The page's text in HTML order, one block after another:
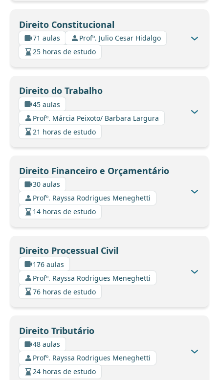
Direito Constitucional
71 aulas
Profº. Julio Cesar Hidalgo
25 horas de estudo
Direito do Trabalho
45 aulas
Profº. Márcia Peixoto/ Barbara Largura
21 horas de estudo
Direito Financeiro e Orçamentário
30 aulas
Profº. Rayssa Rodrigues Meneghetti
14 horas de estudo
Direito Processual Civil
176 aulas
Profº. Rayssa Rodrigues Meneghetti
76 horas de estudo
Direito Tributário
48 aulas
Profº. Rayssa Rodrigues Meneghetti
24 horas de estudo